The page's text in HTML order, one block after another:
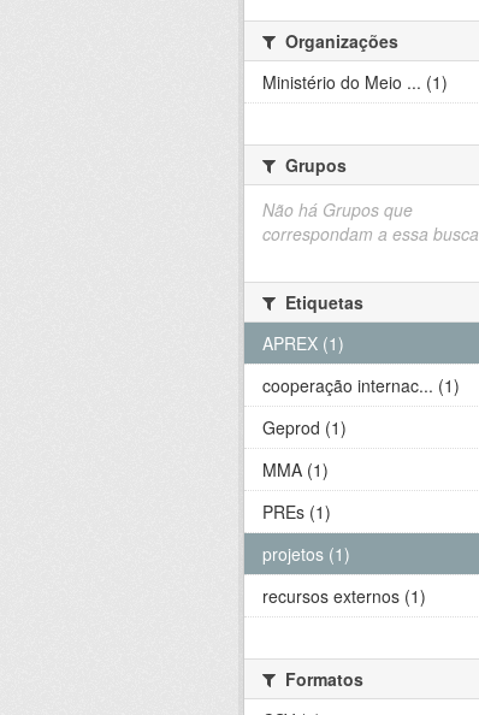
Organizações
Ministério do Meio ... (1)
Grupos
Não há Grupos que
correspondam a essa busca
Etiquetas
APREX (1)
cooperação internac... (1)
Geprod (1)
MMA (1)
PREs (1)
projetos (1)
recursos externos (1)
Formatos